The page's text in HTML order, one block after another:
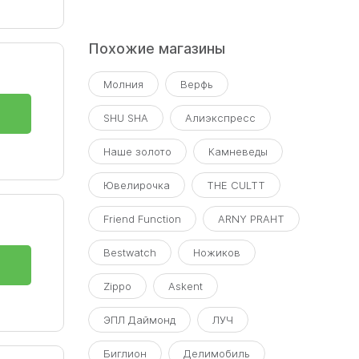
Похожие магазины
Молния Верфь
SHU SHA Алиэкспресс
Наше золото Камневеды
Ювелирочка THE CULTT
Friend Function ARNY PRAHT
Bestwatch Ножиков
Zippo Askent
ЭПЛ Даймонд ЛУЧ
Биглион Делимобиль